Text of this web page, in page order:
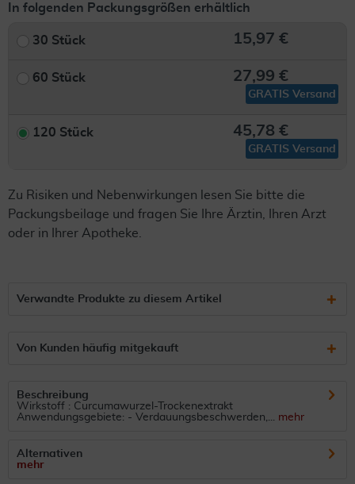
In folgenden Packungsgrößen erhältlich
30 Stück 15,97 €
60 Stück 27,99 €
GRATIS Versand
120 Stück 45,78 €
GRATIS Versand
Zu Risiken und Nebenwirkungen lesen Sie bitte die
Packungsbeilage und fragen Sie Ihre Ärztin, Ihren Arzt
oder in Ihrer Apotheke.
Verwandte Produkte zu diesem Artikel
Von Kunden häufig mitgekauft
Beschreibung
Wirkstoff : Curcumawurzel-Trockenextrakt
Anwendungsgebiete: - Verdauungsbeschwerden,... mehr
Alternativen
mehr